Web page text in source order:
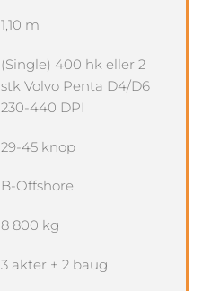
1,10 m
(Single) 400 hk eller 2
stk Volvo Penta D4/D6
230-440 DPI
29-45 knop
B-Offshore
8 800 kg
3 akter + 2 baug